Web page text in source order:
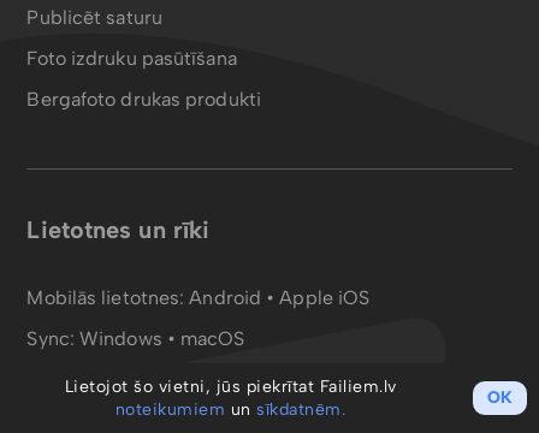
Publicēt saturu
Foto izdruku pasūtīšana
Bergafoto drukas produkti
Lietotnes un rīki
Mobilās lietotnes:Android •Apple iOS
Sync:Windows • macOS
Failu konvertors:PDF •MP4
WebDAV disks
Lietojot šo vietni, jūs piekrītat Failiem.lv
noteikumiem unsīkdatnēm.
OK